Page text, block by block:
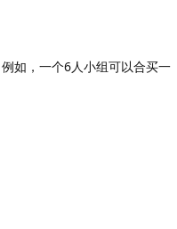
如，一个6人小组可以合买一